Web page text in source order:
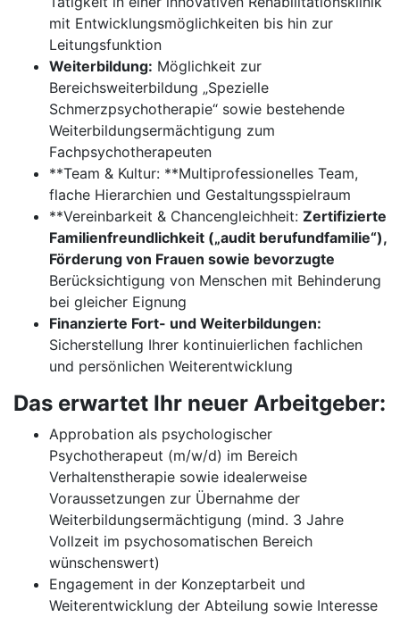
mit Entwicklungsmöglichkeiten bis hin zur
Leitungsfunktion
Weiterbildung: Möglichkeit zur
Bereichsweiterbildung „Spezielle
Schmerzpsychotherapie“ sowie bestehende
Weiterbildungsermächtigung zum
Fachpsychotherapeuten
**Team & Kultur: **Multiprofessionelles Team,
flache Hierarchien und Gestaltungsspielraum
**Vereinbarkeit & Chancengleichheit: Zertifizierte
Familienfreundlichkeit („audit berufundfamilie“),
Förderung von Frauen sowie bevorzugte
Berücksichtigung von Menschen mit Behinderung
bei gleicher Eignung
Finanzierte Fort- und Weiterbildungen:
Sicherstellung Ihrer kontinuierlichen fachlichen
und persönlichen Weiterentwicklung
Das erwartet Ihr neuer Arbeitgeber:
Approbation als psychologischer
Psychotherapeut (m/w/d) im Bereich
Verhaltenstherapie sowie idealerweise
Voraussetzungen zur Übernahme der
Weiterbildungsermächtigung (mind. 3 Jahre
Vollzeit im psychosomatischen Bereich
wünschenswert)
Engagement in der Konzeptarbeit und
Weiterentwicklung der Abteilung sowie Interesse